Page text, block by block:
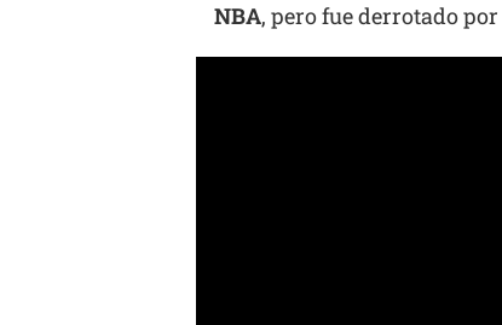
NBA, pero fue derrotado por